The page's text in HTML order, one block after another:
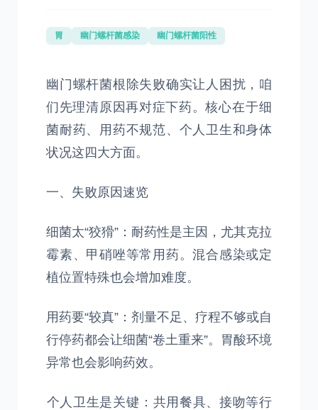
胃 幽门螺杆菌感染 幽门螺杆菌阳性
幽门螺杆菌根除失败确实让人困扰，咱
们先理清原因再对症下药。核心在于‌细
菌耐药、用药不规范、个人卫生和身体
状况‌这四大方面。
一、失败原因速览
‌细菌太“狡猾”‌：耐药性是主因，尤其克拉
霉素、甲硝唑等常用药。混合感染或定
植位置特殊也会增加难度。
‌用药要“较真”‌：剂量不足、疗程不够或自
行停药都会让细菌“卷土重来”。胃酸环境
异常也会影响药效。
‌个人卫生是关键‌：共用餐具、接吻等行